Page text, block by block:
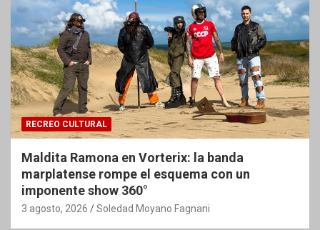
RECREO CULTURAL
Maldita Ramona en Vorterix: la banda
marplatense rompe el esquema con un
imponente show 360°
3 agosto, 2026 Soledad Moyano Fagnani